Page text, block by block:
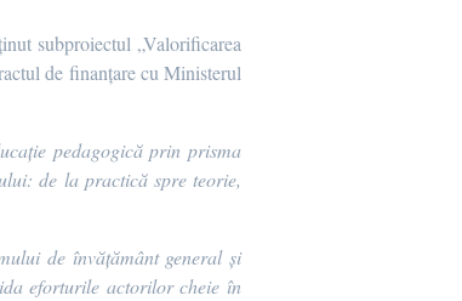
subproiectul „Valorificarea
de finanțare cu Ministerul
pedagogică prin prisma
de la practică spre teorie,
de învățământ general și
eforturile actorilor cheie în